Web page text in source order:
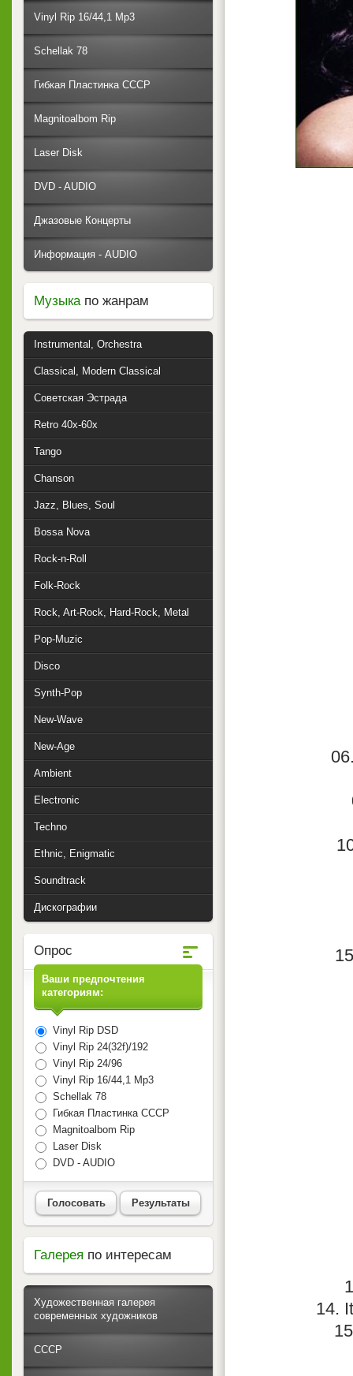
14.
Vinyl Rip 16/44,1 Mp3
Schellak 78
Гибкая Пластинка СССР
Magnitoalbom Rip
Laser Disk
DVD - AUDIO
Джазовые Концерты
Информация - AUDIO
Музыкапо жанрам
Instrumental, Orchestra
Classical, Modern Classical
Советская Эстрада
Retro 40x-60x
Tango
Chanson
Jazz, Blues, Soul
Bossa Nova
Rock-n-Roll
Folk-Rock
Rock, Art-Rock, Hard-Rock, Metal
Pop-Muzic
Disco
Synth-Pop
New-Wave
New-Age
Ambient
Electronic
Techno
Ethnic, Enigmatic
Soundtrack
Дискографии
Опрос
Ваши предпочтения
категориям:
Vinyl Rip DSD
Vinyl Rip 24(32f)/192
Vinyl Rip 24/96
Vinyl Rip 16/44,1 Mp3
Schellak 78
Гибкая Пластинка СССР
Magnitoalbom Rip
Laser Disk
DVD - AUDIO
Голосовать Результаты
Галерея по интересам
Художественная галерея
современных художников
СССР